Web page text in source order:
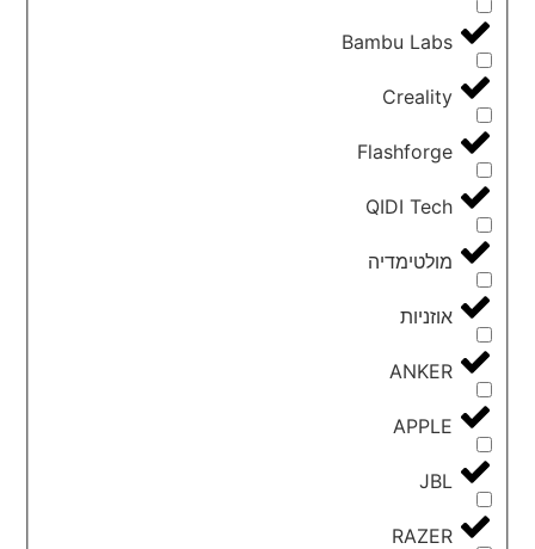
Bambu Labs
Creality
Flashforge
QIDI Tech
מולטימדיה
אוזניות
ANKER
APPLE
JBL
RAZER